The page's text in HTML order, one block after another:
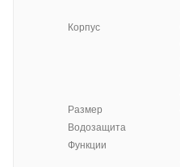
Корпус
Размер
Водозащита
Функции